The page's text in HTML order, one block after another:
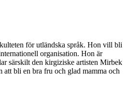
för utländska språk. Hon vill bli
organisation. Hon är
särskilt den kirgiziske artisten Mirbek
bli en bra fru och glad mamma och